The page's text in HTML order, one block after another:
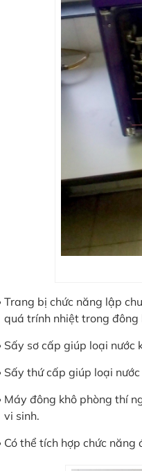
Trang bị chức năng lập
quá trính nhiệt trong đông
Sấy sơ cấp giúp loại nước
Sấy thứ cấp giúp loại
Máy đông khô phòng thí
vi sinh.
Có thể tích hợp chức